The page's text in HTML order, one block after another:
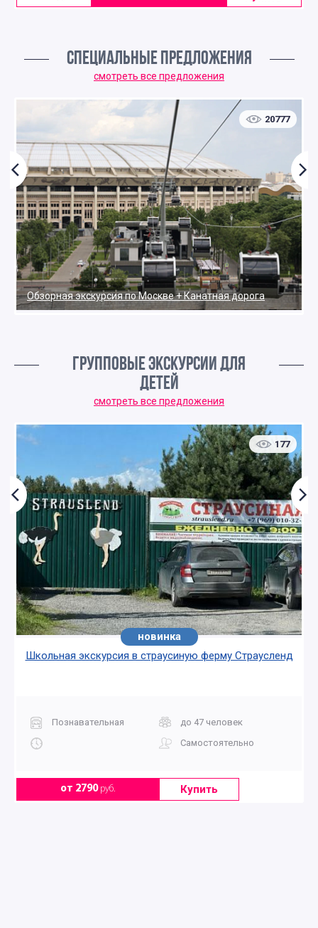
СПЕЦИАЛЬНЫЕ ПРЕДЛОЖЕНИЯ
смотреть все предложения
20777
Обзорная экскурсия по Москве + Канатная дорога
ГРУППОВЫЕ ЭКСКУРСИИ ДЛЯ
ДЕТЕЙ
смотреть все предложения
177
новинка
Школьная экскурсия в страусиную ферму Страусленд
Познавательная
до 47 человек
Самостоятельно
от 2790руб. Купить